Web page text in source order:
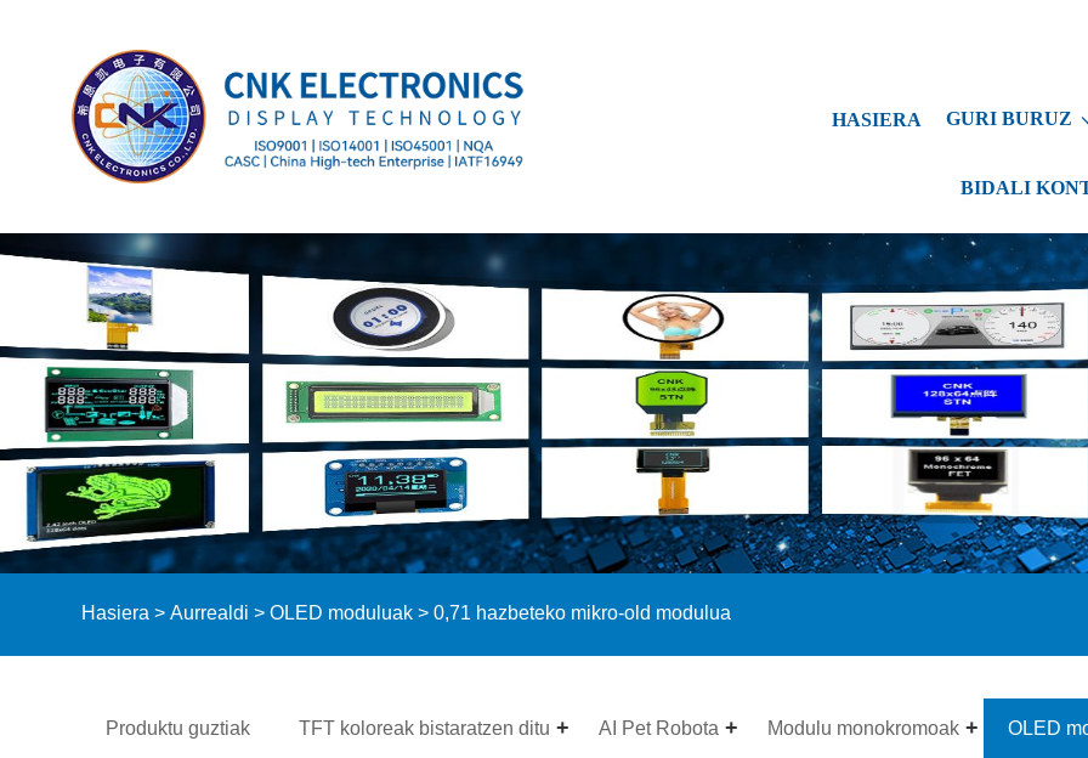
HASIERA GURI BURUZ
BIDALI
Hasiera > Aurrealdi >OLED moduluak > 0,71 hazbeteko mikro-old modulua
Produktu guztiak TFT koloreak bistaratzen ditu AI Pet Robota Modulu monokromoak OLED